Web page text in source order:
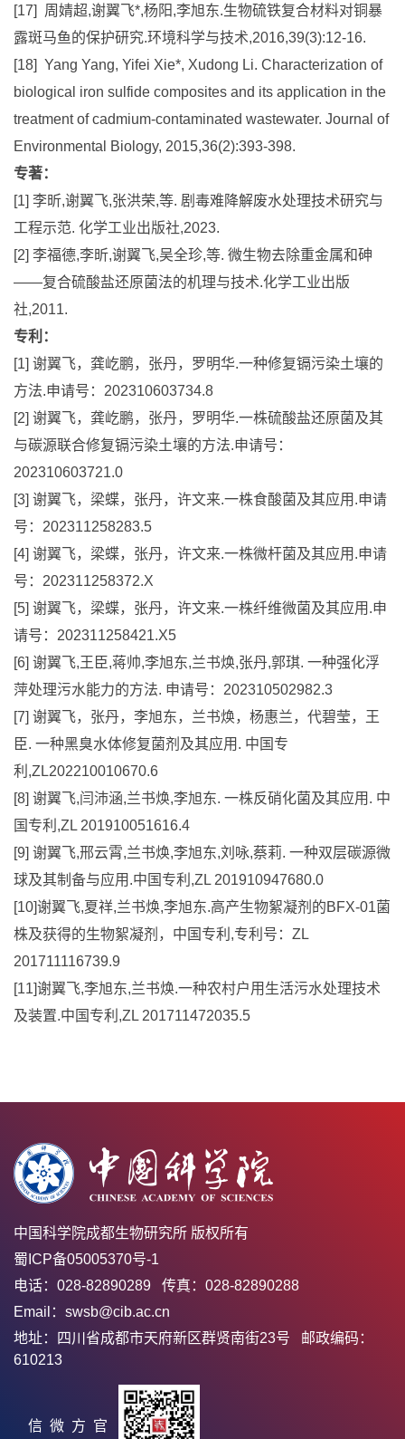
[17] 周婧超,谢翼飞*,杨阳,李旭东.生物硫铁复合材料对铜暴
露斑马鱼的保护研究.环境科学与技术,2016,39(3):12-16.
[18] Yang Yang, Yifei Xie*, Xudong Li. Characterization of
biological iron sulfide composites and its application in the
treatment of cadmium-contaminated wastewater. Journal of
Environmental Biology, 2015,36(2):393-398.
专著：
[1] 李昕,谢翼飞,张洪荣,等. 剧毒难降解废水处理技术研究与
工程示范. 化学工业出版社,2023.
[2] 李福德,李昕,谢翼飞,吴全珍,等. 微生物去除重金属和砷
——复合硫酸盐还原菌法的机理与技术.化学工业出版
社,2011.
专利：
[1] 谢翼飞，龚屹鹏，张丹，罗明华.一种修复镉污染土壤的
方法.申请号：202310603734.8
[2] 谢翼飞，龚屹鹏，张丹，罗明华.一株硫酸盐还原菌及其
与碳源联合修复镉污染土壤的方法.申请号：
202310603721.0
[3] 谢翼飞，梁蝶，张丹，许文来.一株食酸菌及其应用.申请
号：202311258283.5
[4] 谢翼飞，梁蝶，张丹，许文来.一株微杆菌及其应用.申请
号：202311258372.X
[5] 谢翼飞，梁蝶，张丹，许文来.一株纤维微菌及其应用.申
请号：202311258421.X5
[6] 谢翼飞,王臣,蒋帅,李旭东,兰书焕,张丹,郭琪. 一种强化浮
萍处理污水能力的方法. 申请号：202310502982.3
[7] 谢翼飞，张丹，李旭东，兰书焕，杨惠兰，代碧莹，王
臣. 一种黑臭水体修复菌剂及其应用. 中国专
利,ZL202210010670.6
[8] 谢翼飞,闫沛涵,兰书焕,李旭东. 一株反硝化菌及其应用. 中
国专利,ZL 201910051616.4
[9] 谢翼飞,邢云霄,兰书焕,李旭东,刘咏,蔡莉. 一种双层碳源微
球及其制备与应用.中国专利,ZL 201910947680.0
[10]谢翼飞,夏祥,兰书焕,李旭东.高产生物絮凝剂的BFX-01菌
株及获得的生物絮凝剂，中国专利,专利号：ZL
201711116739.9
[11]谢翼飞,李旭东,兰书焕.一种农村户用生活污水处理技术
及装置.中国专利,ZL 201711472035.5
中国科学院成都生物研究所 版权所有
蜀ICP备05005370号-1
电话：028-82890289 传真：028-82890288
Email：swsb@cib.ac.cn
地址：四川省成都市天府新区群贤南街23号 邮政编码：
610213
官方微信